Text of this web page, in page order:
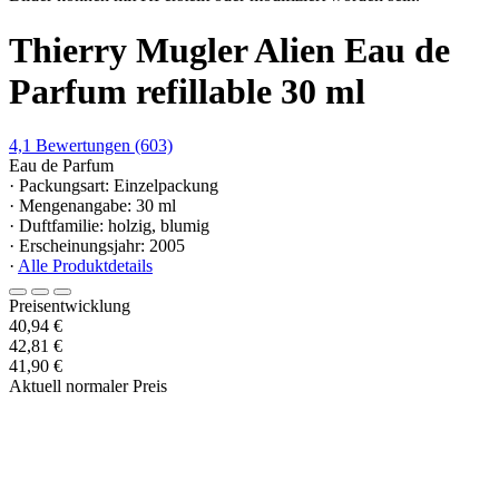
Thierry Mugler Alien Eau de
Parfum refillable 30 ml
4,1 Bewertungen (603)
Eau de Parfum
· Packungsart: Einzelpackung
· Mengenangabe: 30 ml
· Duftfamilie: holzig, blumig
· Erscheinungsjahr: 2005
· Alle Produktdetails
Preisentwicklung
40,94 €
42,81 €
41,90 €
Aktuell normaler Preis